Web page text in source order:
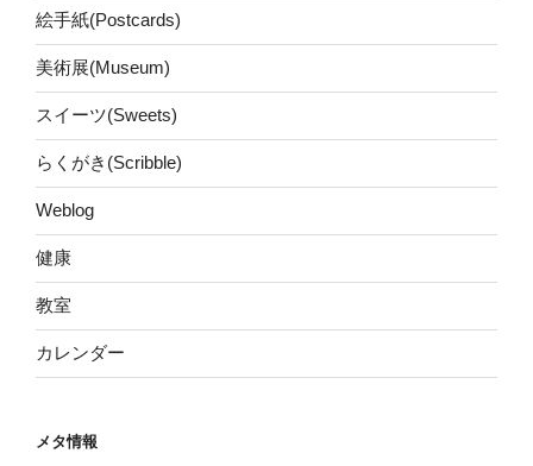
絵手紙(Postcards)
美術展(Museum)
スイーツ(Sweets)
らくがき(Scribble)
Weblog
健康
教室
カレンダー
メタ情報